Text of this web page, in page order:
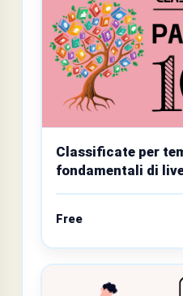
Classificate per
fondamentali di
Free